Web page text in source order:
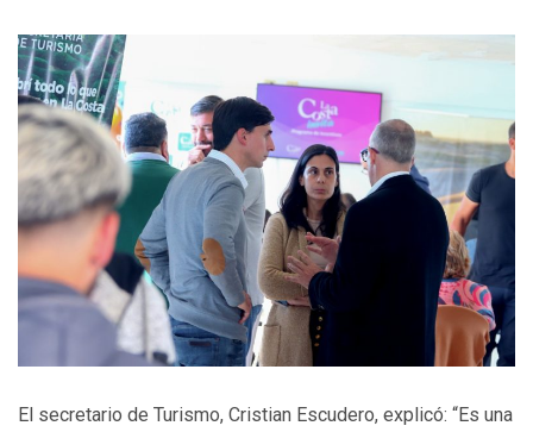
El secretario de Turismo, Cristian Escudero, explicó: “Es una